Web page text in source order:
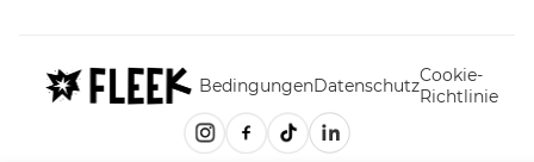
BedingungenDatenschutzCookie-
Richtlinie